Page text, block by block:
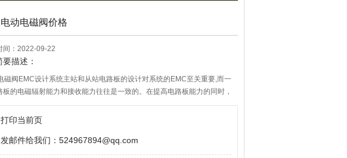
动电磁阀价格
间：2022-09-22
要描述：
磁阀EMC设计系统主站和从站电路板的设计对系统的EMC至关重要,而一
板的电磁辐射能力和接收能力往往是一致的。在提高电路板能力的同时，
路板的电磁辐射。
打印当前页
发邮件给我们：524967894@qq.com